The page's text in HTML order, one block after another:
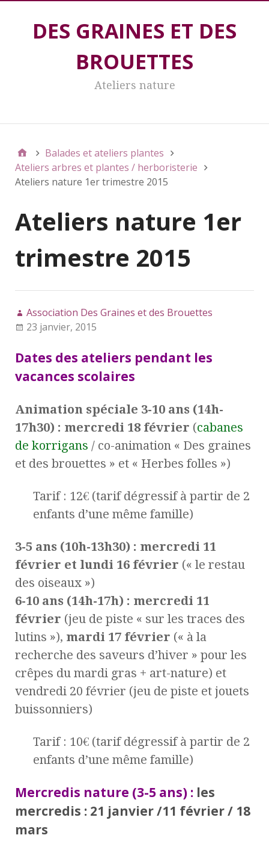
DES GRAINES ET DES
BROUETTES
Ateliers nature
Balades et ateliers plantes
Ateliers arbres et plantes / herboristerie
Ateliers nature 1er trimestre 2015
Ateliers nature 1er
trimestre 2015
Association Des Graines et des Brouettes
23 janvier, 2015
Dates des ateliers pendant les
vacances scolaires
Animation spéciale 3-10 ans (14h-
17h30) : mercredi 18 février (cabanes
de korrigans / co-animation « Des graines
et des brouettes » et « Herbes folles »)
Tarif : 12€ (tarif dégressif à partir de 2
enfants d’une même famille)
3-5 ans (10h-13h30) : mercredi 11
février et lundi 16 février (« le restau
des oiseaux »)
6-10 ans (14h-17h) : mercredi 11
février (jeu de piste « sur les traces des
lutins »), mardi 17 février (« à la
recherche des saveurs d’hiver » pour les
crêpes du mardi gras + art-nature) et
vendredi 20 février (jeu de piste et jouets
buissonniers)
Tarif : 10€ (tarif dégressif à partir de 2
enfants d’une même famille)
Mercredis nature (3-5 ans) : les
mercredis : 21 janvier /11 février / 18
mars